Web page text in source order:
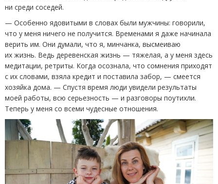
ни среди соседей.
— Особенно ядовитыми в словах были мужчины: говорили,
что у меня ничего не получится. Временами я даже начинала
верить им. Они думали, что я, минчанка, высмеиваю
их жизнь. Ведь деревенская жизнь — тяжелая, а у меня здесь
медитации, ретриты. Когда осознала, что сомнения приходят
с их словами, взяла кредит и поставила забор, — смеется
хозяйка дома. — Спустя время люди увидели результаты
моей работы, всю серьезность — и разговоры поутихли.
Теперь у меня со всеми чудесные отношения.